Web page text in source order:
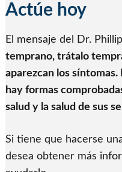
Actúe hoy
El mensaje del Dr.
temprano, trátalo
aparezcan los
hay formas
salud y la salud de sus
Si tiene que hacerse
desea obtener más